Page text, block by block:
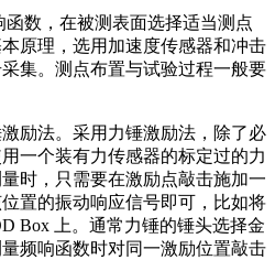
函数，在被测表面选择适当测点
原理，选用加速度传感器和冲击
集。测点布置与试验过程一般要
励法。采用力锤激励法，除了必
一个装有力传感器的标定过的力
时，只需要在激励点敲击施加一
置的振动响应信号即可，比如将
Box 上。通常力锤的锤头选择金
频响函数时对同一激励位置敲击